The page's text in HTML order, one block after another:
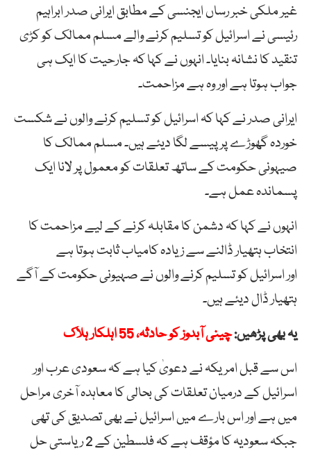
غیر ملکی خبر رساں ایجنسی کے مطابق ایرانی صدر ابراہیم
رئیسی نے اسرائیل کو تسلیم کرنے والے مسلم ممالک کو کڑی
تنقید کا نشانہ بنایا۔ انہوں نے کہا کہ جارحیت کا ایک ہی
جواب ہوتا ہے اور وہ ہے مزاحمت۔
ایرانی صدر نے کہا کہ اسرائیل کو تسلیم کرنے والوں نے شکست
خوردہ گھوڑے پر پیسے لگا دیئے ہیں۔ مسلم ممالک کا
صیہونی حکومت کے ساتھ تعلقات کو معمول پر لانا ایک
پسماندہ عمل ہے۔
انہوں نے کہا کہ دشمن کا مقابلہ کرنے کے لیے مزاحمت کا
انتخاب ہتھیار ڈالنے سے زیادہ کامیاب ثابت ہوتا ہے
اور اسرائیل کو تسلیم کرنے والوں نے صہیونی حکومت کے آگے
ہتھیار ڈال دیئے ہیں۔
یہ بھی پڑھیں:چینی آبدوز کو حادثہ، 55 اہلکار ہلاک
اس سے قبل امریکہ نے دعویٰ کیا ہے کہ سعودی عرب اور
اسرائیل کے درمیان تعلقات کی بحالی کا معاہدہ آخری مراحل
میں ہے اور اس بارے میں اسرائیل نے بھی تصدیق کی تھی
جبکہ سعودیہ کا مؤقف ہے کہ فلسطین کے 2 ریاستی حل